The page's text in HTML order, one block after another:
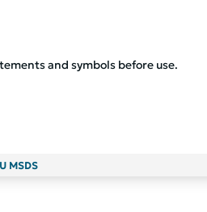
and symbols before use.
MSDS